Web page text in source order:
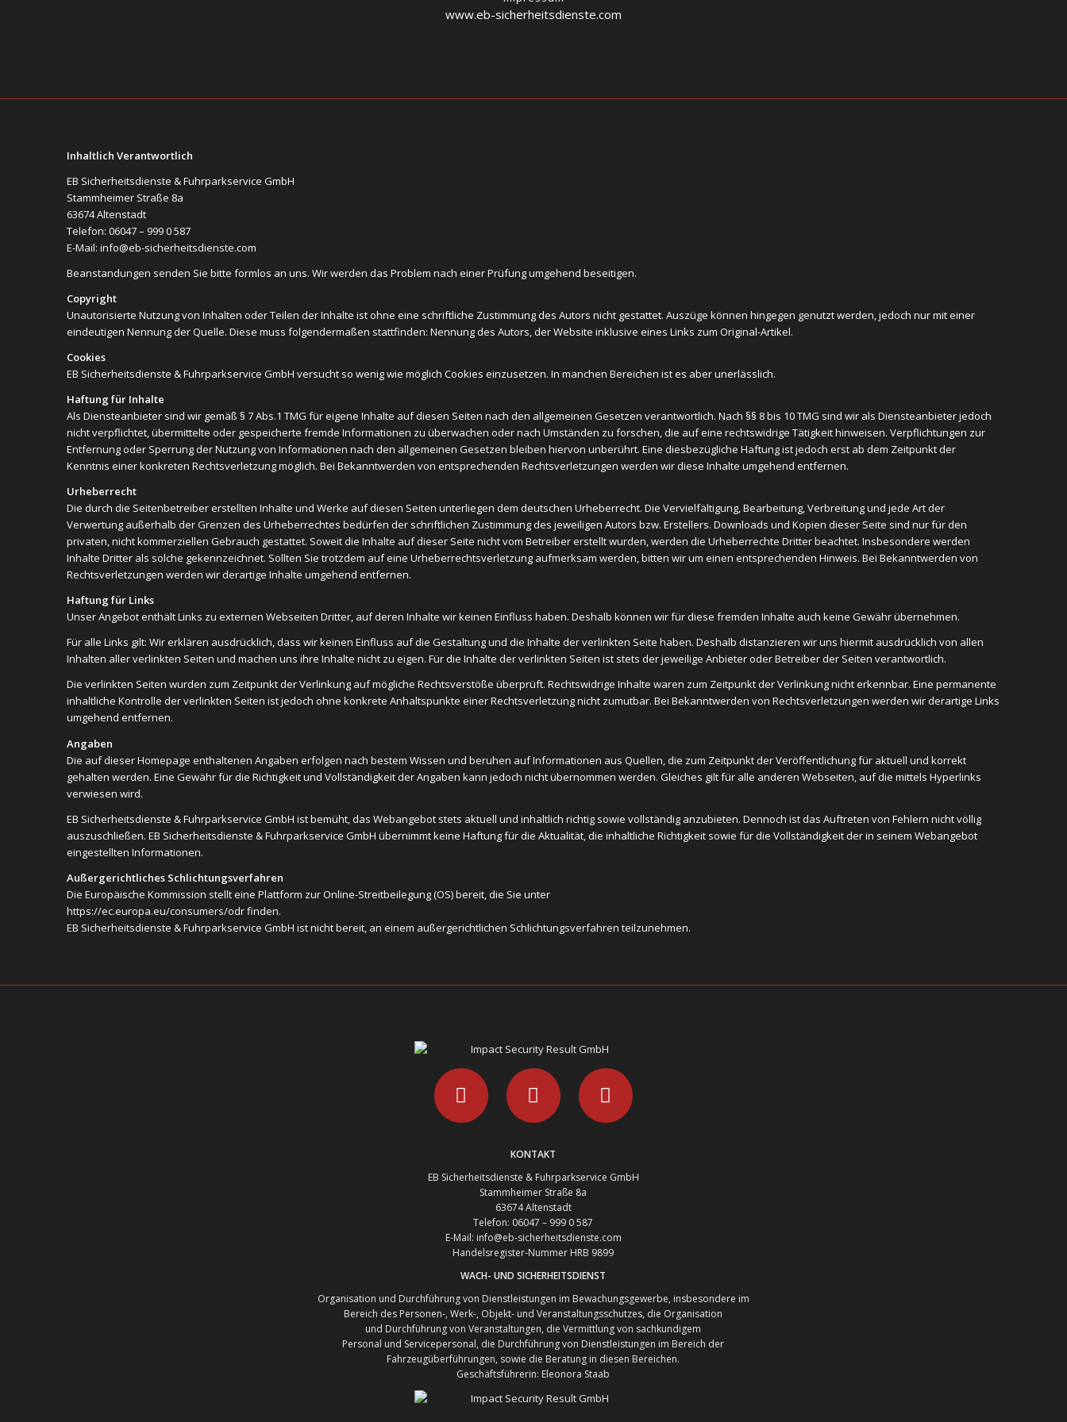
www.eb-sicherheitsdienste.com
Inhaltlich Verantwortlich
EB Sicherheitsdienste & Fuhrparkservice GmbH
Stammheimer Straße 8a
63674 Altenstadt
Telefon: 06047 – 999 0 587
E-Mail: info@eb-sicherheitsdienste.com
Beanstandungen senden Sie bitte formlos an uns. Wir werden das Problem nach einer Prüfung umgehend beseitigen.
Copyright
Unautorisierte Nutzung von Inhalten oder Teilen der Inhalte ist ohne eine schriftliche Zustimmung des Autors nicht gestattet. Auszüge können hingegen genutzt werden, jedoch nur mit einer
eindeutigen Nennung der Quelle. Diese muss folgendermaßen stattfinden: Nennung des Autors, der Website inklusive eines Links zum Original-Artikel.
Cookies
EB Sicherheitsdienste & Fuhrparkservice GmbH versucht so wenig wie möglich Cookies einzusetzen. In manchen Bereichen ist es aber unerlässlich.
Haftung für Inhalte
Als Diensteanbieter sind wir gemäß § 7 Abs.1 TMG für eigene Inhalte auf diesen Seiten nach den allgemeinen Gesetzen verantwortlich. Nach §§ 8 bis 10 TMG sind wir als Diensteanbieter jedoch
nicht verpflichtet, übermittelte oder gespeicherte fremde Informationen zu überwachen oder nach Umständen zu forschen, die auf eine rechtswidrige Tätigkeit hinweisen. Verpflichtungen zur
Entfernung oder Sperrung der Nutzung von Informationen nach den allgemeinen Gesetzen bleiben hiervon unberührt. Eine diesbezügliche Haftung ist jedoch erst ab dem Zeitpunkt der
Kenntnis einer konkreten Rechtsverletzung möglich. Bei Bekanntwerden von entsprechenden Rechtsverletzungen werden wir diese Inhalte umgehend entfernen.
Urheberrecht
Die durch die Seitenbetreiber erstellten Inhalte und Werke auf diesen Seiten unterliegen dem deutschen Urheberrecht. Die Vervielfältigung, Bearbeitung, Verbreitung und jede Art der
Verwertung außerhalb der Grenzen des Urheberrechtes bedürfen der schriftlichen Zustimmung des jeweiligen Autors bzw. Erstellers. Downloads und Kopien dieser Seite sind nur für den
privaten, nicht kommerziellen Gebrauch gestattet. Soweit die Inhalte auf dieser Seite nicht vom Betreiber erstellt wurden, werden die Urheberrechte Dritter beachtet. Insbesondere werden
Inhalte Dritter als solche gekennzeichnet. Sollten Sie trotzdem auf eine Urheberrechtsverletzung aufmerksam werden, bitten wir um einen entsprechenden Hinweis. Bei Bekanntwerden von
Rechtsverletzungen werden wir derartige Inhalte umgehend entfernen.
Haftung für Links
Unser Angebot enthält Links zu externen Webseiten Dritter, auf deren Inhalte wir keinen Einfluss haben. Deshalb können wir für diese fremden Inhalte auch keine Gewähr übernehmen.
Für alle Links gilt: Wir erklären ausdrücklich, dass wir keinen Einfluss auf die Gestaltung und die Inhalte der verlinkten Seite haben. Deshalb distanzieren wir uns hiermit ausdrücklich von allen
Inhalten aller verlinkten Seiten und machen uns ihre Inhalte nicht zu eigen. Für die Inhalte der verlinkten Seiten ist stets der jeweilige Anbieter oder Betreiber der Seiten verantwortlich.
Die verlinkten Seiten wurden zum Zeitpunkt der Verlinkung auf mögliche Rechtsverstöße überprüft. Rechtswidrige Inhalte waren zum Zeitpunkt der Verlinkung nicht erkennbar. Eine permanente
inhaltliche Kontrolle der verlinkten Seiten ist jedoch ohne konkrete Anhaltspunkte einer Rechtsverletzung nicht zumutbar. Bei Bekanntwerden von Rechtsverletzungen werden wir derartige Links
umgehend entfernen.
Angaben
Die auf dieser Homepage enthaltenen Angaben erfolgen nach bestem Wissen und beruhen auf Informationen aus Quellen, die zum Zeitpunkt der Veröffentlichung für aktuell und korrekt
gehalten werden. Eine Gewähr für die Richtigkeit und Vollständigkeit der Angaben kann jedoch nicht übernommen werden. Gleiches gilt für alle anderen Webseiten, auf die mittels Hyperlinks
verwiesen wird.
EB Sicherheitsdienste & Fuhrparkservice GmbH ist bemüht, das Webangebot stets aktuell und inhaltlich richtig sowie vollständig anzubieten. Dennoch ist das Auftreten von Fehlern nicht völlig
auszuschließen. EB Sicherheitsdienste & Fuhrparkservice GmbH übernimmt keine Haftung für die Aktualität, die inhaltliche Richtigkeit sowie für die Vollständigkeit der in seinem Webangebot
eingestellten Informationen.
Außergerichtliches Schlichtungsverfahren
Die Europäische Kommission stellt eine Plattform zur Online-Streitbeilegung (OS) bereit, die Sie unter
https://ec.europa.eu/consumers/odrfinden.
EB Sicherheitsdienste & Fuhrparkservice GmbH ist nicht bereit, an einem außergerichtlichen Schlichtungsverfahren teilzunehmen.
KONTAKT
EB Sicherheitsdienste & Fuhrparkservice GmbH
Stammheimer Straße 8a
63674 Altenstadt
Telefon: 06047 – 999 0 587
E-Mail: info@eb-sicherheitsdienste.com
Handelsregister-Nummer HRB 9899
WACH- UND SICHERHEITSDIENST
Organisation und Durchführung von Dienstleistungen im Bewachungsgewerbe, insbesondere im
Bereich des Personen-, Werk-, Objekt- und Veranstaltungsschutzes, die Organisation
und Durchführung von Veranstaltungen, die Vermittlung von sachkundigem
Personal und Servicepersonal, die Durchführung von Dienstleistungen im Bereich der
Fahrzeugüberführungen, sowie die Beratung in diesen Bereichen.
Geschäftsführerin: Eleonora Staab